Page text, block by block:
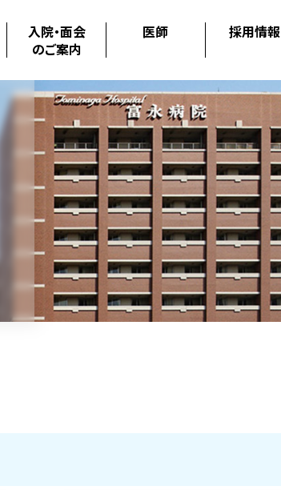
入院・面会
のご案内
医師 採用情報